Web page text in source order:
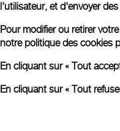
l'utilisateur, et d'envoyer
Pour modifier ou retirer
notre politique des cookies
En cliquant sur « Tout
En cliquant sur « Tout